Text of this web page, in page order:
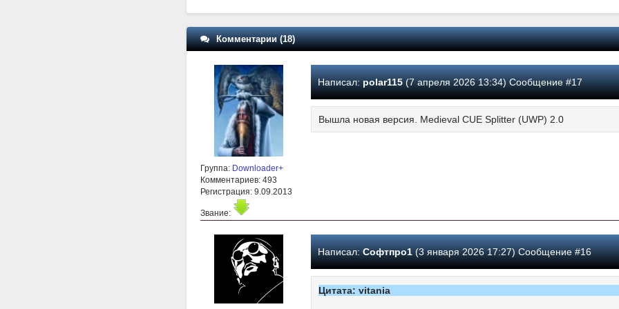
Комментарии (18)
Группа: Downloader+
Комментариев: 493
Регистрация: 9.09.2013
Звание:
Написал: polar115(7 апреля 2026 13:34) Сообщение #17
Вышла новая версия. Medieval CUE Splitter (UWP) 2.0
Написал: Софтпро1(3 января 2026 17:27) Сообщение #16
Цитата: vitania